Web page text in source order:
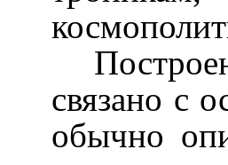
связано с
обычно